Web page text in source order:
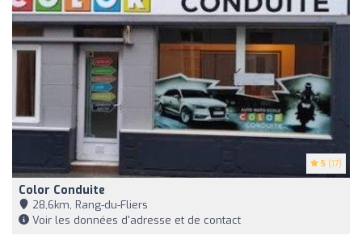
5 (17)
Color Conduite
28,6km, Rang-du-Fliers
Voir les données d'adresse et de contact